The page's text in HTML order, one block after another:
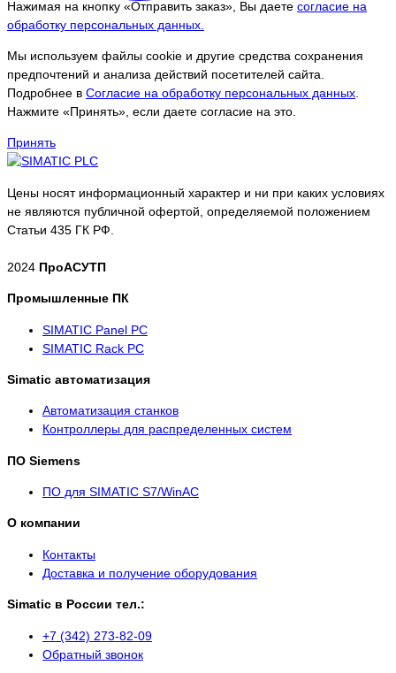
Нажимая на кнопку «Отправить заказ», Вы даете согласие на
обработку персональных данных.
Мы используем файлы cookie и другие средства сохранения
предпочтений и анализа действий посетителей сайта.
Подробнее в Согласие на обработку персональных данных
Нажмите «Принять», если даете согласие на это.
Принять
Цены носят информационный характер и ни при каких условиях
не являются публичной офертой, определяемой положением
Статьи 435 ГК РФ.
2024 ПроАСУТП
Промышленные ПК
SIMATIC Panel PС
SIMATIC Rack PC
Simatic автоматизация
Автоматизация станков
Контроллеры для распределенных систем
ПО Siemens
ПО для SIMATIC S7/WinAC
О компании
Контакты
Доставка и получение оборудования
Simatic в России тел.:
+7 (342) 273-82-09
Обратный звонок